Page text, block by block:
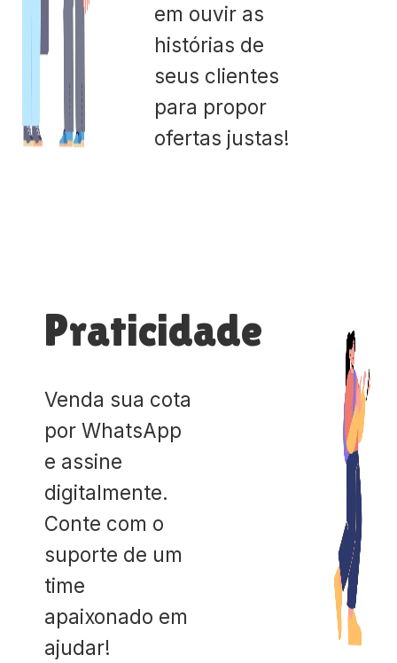
em ouvir as
histórias de
seus clientes
para propor
ofertas justas!
Praticidade
Venda sua cota
por WhatsApp
e assine
digitalmente.
Conte com o
suporte de um
time
apaixonado em
ajudar!